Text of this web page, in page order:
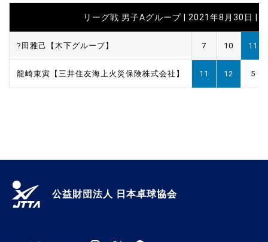
リーグ戦 男子Aグループ | 2021年8月30日 |
?田雅己【木下グループ】 7 10 11
龍崎東寅【三井住友海上火災保険株式会社】 11 12 5
公益財団法人 日本卓球協会